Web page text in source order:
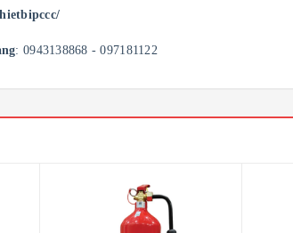
: 0943138868 - 097181122